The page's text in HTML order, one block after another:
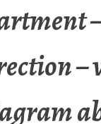
–